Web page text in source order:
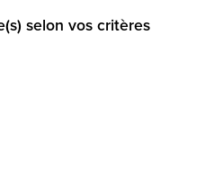
selon vos critères